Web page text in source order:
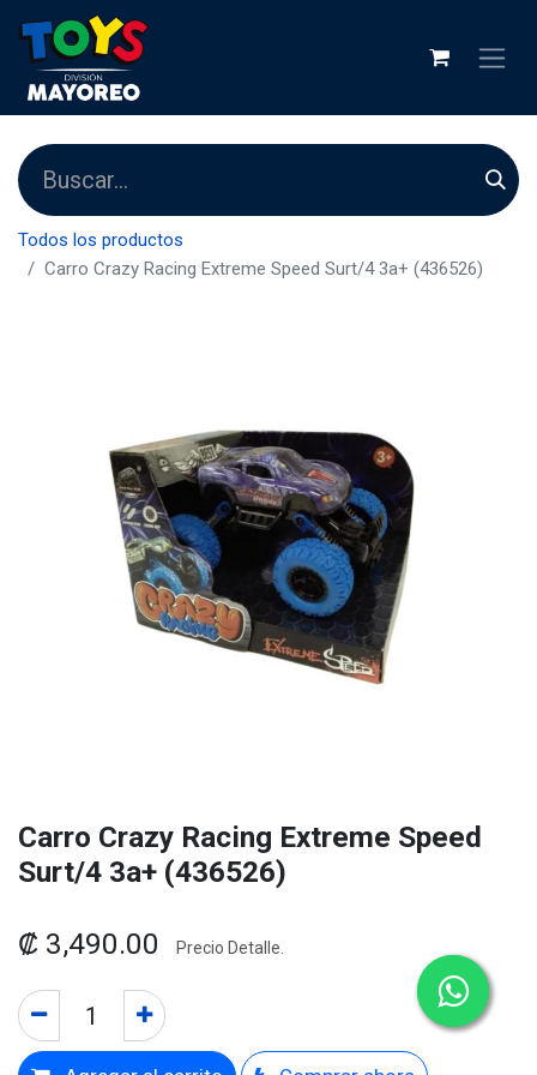
Todos los productos
Carro Crazy Racing Extreme Speed Surt/4 3a+ (436526)
Carro Crazy Racing Extreme Speed
Surt/4 3a+ (436526)
₡ 3,490.00 Precio Detalle.